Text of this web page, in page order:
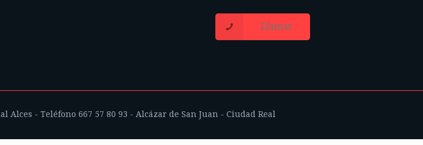
Llamar
- Teléfono 667 57 80 93 - Alcázar de San Juan - Ciudad Real